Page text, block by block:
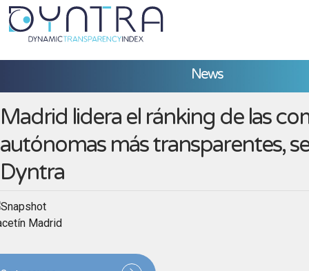
News
Madrid lidera el ránking de las
autónomas más transparentes,
Dyntra
Madrid